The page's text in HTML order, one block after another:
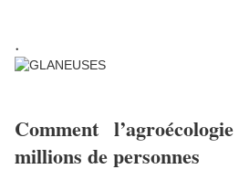
.
Comment
millions de personnes